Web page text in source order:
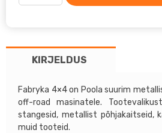
NAVARA
-
Fabryka
metallist
tagastange
kogus
KIRJELDUS
Fabryka 4×4 on Poola suurim
off-road masinatele.
stangesid, metallist põhjakaitseid,
muid tooteid.